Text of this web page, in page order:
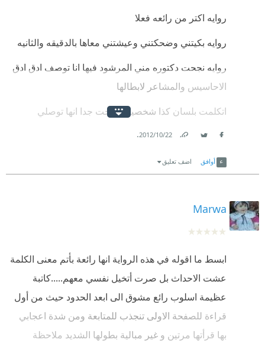
كما أنها تصلح لأن تكون سلسلة تلفزيونية مميزة
روايه اكتر من رائعه فعلا
روايه بكيتني وضحكتني وعيشتني معاها بالدقيقه والثانيه
روايه نجحت دكتوره مني المرشود فيها انا توصف ادق ادق
الاحاسيس والمشاعر لابطالها
اتكلمت بلسان كذا شخصيه ونجحت جدا انها توصلي
احساس كل واحد فيهم
انا مش عارفه اتكلم عن الروايه لاني مش هوفيها حقا ..
بس طريقتها وحده في انها تشرح معني الاسم ( انت لي )
22‏/10‏/2012
.
أوافق اضف تعليق
Marwa
ابسط ما اقوله في هذه الرواية انها رائعة بأتم معنى الكلمة
عشت الاحداث بل صرت أتخيل نفسي معهم.....كاتبة
عظيمة اسلوب رائع مشوق الى ابعد الحدود حيث من أول
قراءة للصفحة الاولى تنجذب للمتابعة ومن شدة اعجابي
بها قرأتها مرتين و غير مبالية بطولها الشديد ملاحظة